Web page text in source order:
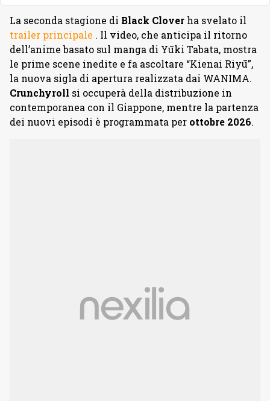
La seconda stagione di Black Clover ha svelato il
trailer principale . Il video, che anticipa il ritorno
dell’anime basato sul manga di Yūki Tabata, mostra
le prime scene inedite e fa ascoltare “Kienai Riyū”,
la nuova sigla di apertura realizzata dai WANIMA.
Crunchyroll si occuperà della distribuzione in
contemporanea con il Giappone, mentre la partenza
dei nuovi episodi è programmata per ottobre 2026.